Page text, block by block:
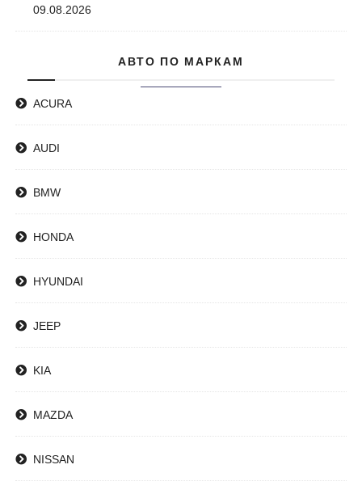
09.08.2026
АВТО ПО МАРКАМ
ACURA
AUDI
BMW
HONDA
HYUNDAI
JEEP
KIA
MAZDA
NISSAN